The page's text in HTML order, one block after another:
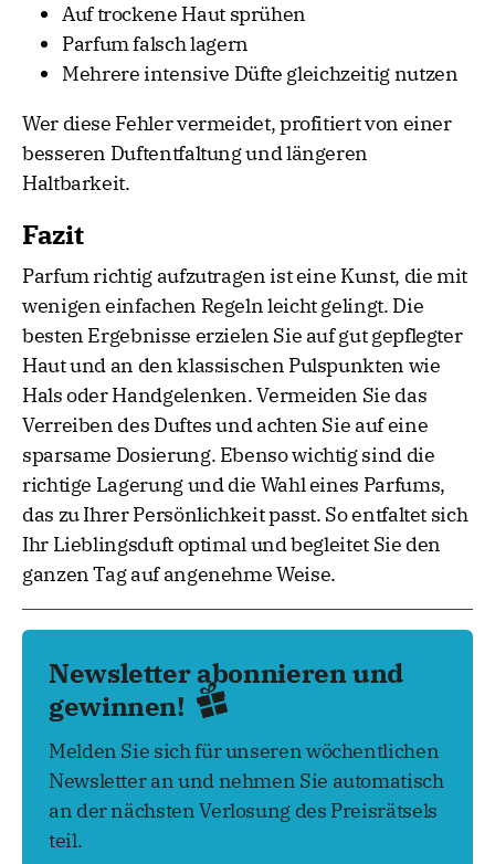
Auf trockene Haut sprühen
Parfum falsch lagern
Mehrere intensive Düfte gleichzeitig nutzen
Wer diese Fehler vermeidet, profitiert von einer
besseren Duftentfaltung und längeren
Haltbarkeit.
Fazit
Parfum richtig aufzutragen ist eine Kunst, die mit
wenigen einfachen Regeln leicht gelingt. Die
besten Ergebnisse erzielen Sie auf gut gepflegter
Haut und an den klassischen Pulspunkten wie
Hals oder Handgelenken. Vermeiden Sie das
Verreiben des Duftes und achten Sie auf eine
sparsame Dosierung. Ebenso wichtig sind die
richtige Lagerung und die Wahl eines Parfums,
das zu Ihrer Persönlichkeit passt. So entfaltet sich
Ihr Lieblingsduft optimal und begleitet Sie den
ganzen Tag auf angenehme Weise.
Newsletter abonnieren und
gewinnen!
Melden Sie sich für unseren wöchentlichen
Newsletter an und nehmen Sie automatisch
an der nächsten Verlosung des Preisrätsels
teil.